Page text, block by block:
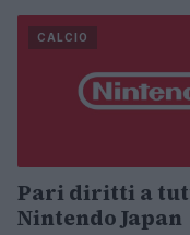
CALCIO
Pari diritti a
Nintendo Japan